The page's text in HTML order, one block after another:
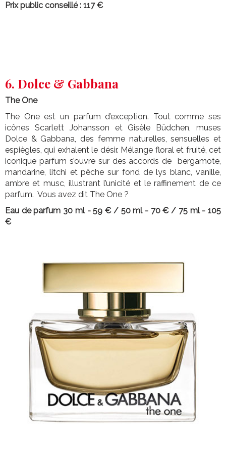
Prix public conseillé : 117 €
6. Dolce & Gabbana
The One
The One est un parfum d’exception. Tout comme ses
icônes Scarlett Johansson et Gisèle Büdchen, muses
Dolce & Gabbana, des femme naturelles, sensuelles et
espiègles, qui exhalent le désir. Mélange floral et fruité, cet
iconique parfum s’ouvre sur des accords de bergamote,
mandarine, litchi et pêche sur fond de lys blanc, vanille,
ambre et musc, illustrant l’unicité et le raffinement de ce
parfum. Vous avez dit The One ?
Eau de parfum 30 ml - 59 € / 50 ml - 70 € / 75 ml - 105
€